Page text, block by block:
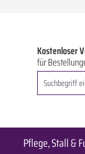
Kostenloser
für
Pflege, Stall &